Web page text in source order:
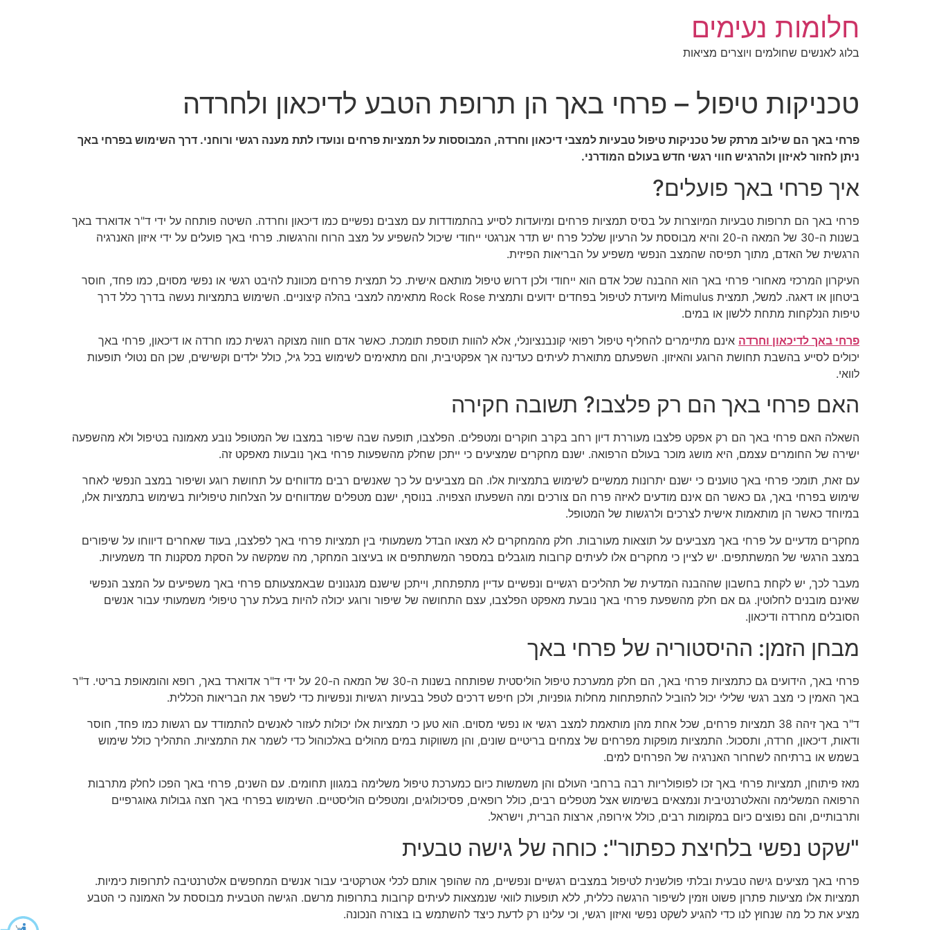
חלומות נעימים
בלוג לאנשים שחולמים ויוצרים מציאות
טכניקות טיפול – פרחי באך הן תרופת הטבע לדיכאון ולחרדה
פרחי באך הם שילוב מרתק של טכניקות טיפול טבעיות למצבי דיכאון וחרדה, המבוססות על תמציות פרחים ונועדו לתת מענה רגשי ורוחני. דרך השימוש בפרחי באך
ניתן לחזור לאיזון ולהרגיש חווי רגשי חדש בעולם המודרני.
איך פרחי באך פועלים?
פרחי באך הם תרופות טבעיות המיוצרות על בסיס תמציות פרחים ומיועדות לסייע בהתמודדות עם מצבים נפשיים כמו דיכאון וחרדה. השיטה פותחה על ידי ד"ר אדוארד באך
בשנות ה-30 של המאה ה-20 והיא מבוססת על הרעיון שלכל פרח יש תדר אנרגטי ייחודי שיכול להשפיע על מצב הרוח והרגשות. פרחי באך פועלים על ידי איזון האנרגיה
הרגשית של האדם, מתוך תפיסה שהמצב הנפשי משפיע על הבריאות הפיזית.
העיקרון המרכזי מאחורי פרחי באך הוא ההבנה שכל אדם הוא ייחודי ולכן דרוש טיפול מותאם אישית. כל תמצית פרחים מכוונת להיבט רגשי או נפשי מסוים, כמו פחד, חוסר
ביטחון או דאגה. למשל, תמצית Mimulus מיועדת לטיפול בפחדים ידועים ותמצית Rock Rose מתאימה למצבי בהלה קיצוניים. השימוש בתמציות נעשה בדרך כלל דרך
טיפות הנלקחות מתחת ללשון או במים.
פרחי באך לדיכאון וחרדה אינם מתיימרים להחליף טיפול רפואי קונבנציונלי, אלא להוות תוספת תומכת. כאשר אדם חווה מצוקה רגשית כמו חרדה או דיכאון, פרחי באך
יכולים לסייע בהשבת תחושת הרוגע והאיזון. השפעתם מתוארת לעיתים כעדינה אך אפקטיבית, והם מתאימים לשימוש בכל גיל, כולל ילדים וקשישים, שכן הם נטולי תופעות
לוואי.
האם פרחי באך הם רק פלצבו? תשובה חקירה
השאלה האם פרחי באך הם רק אפקט פלצבו מעוררת דיון רחב בקרב חוקרים ומטפלים. הפלצבו, תופעה שבה שיפור במצבו של המטופל נובע מאמונה בטיפול ולא מהשפעה
ישירה של החומרים עצמם, היא מושג מוכר בעולם הרפואה. ישנם מחקרים שמציעים כי ייתכן שחלק מהשפעות פרחי באך נובעות מאפקט זה.
עם זאת, תומכי פרחי באך טוענים כי ישנם יתרונות ממשיים לשימוש בתמציות אלו. הם מצביעים על כך שאנשים רבים מדווחים על תחושת רוגע ושיפור במצב הנפשי לאחר
שימוש בפרחי באך, גם כאשר הם אינם מודעים לאיזה פרח הם צורכים ומה השפעתו הצפויה. בנוסף, ישנם מטפלים שמדווחים על הצלחות טיפוליות בשימוש בתמציות אלו,
במיוחד כאשר הן מותאמות אישית לצרכים ולרגשות של המטופל.
מחקרים מדעיים על פרחי באך מצביעים על תוצאות מעורבות. חלק מהמחקרים לא מצאו הבדל משמעותי בין תמציות פרחי באך לפלצבו, בעוד שאחרים דיווחו על שיפורים
במצב הרגשי של המשתתפים. יש לציין כי מחקרים אלו לעיתים קרובות מוגבלים במספר המשתתפים או בעיצוב המחקר, מה שמקשה על הסקת מסקנות חד משמעיות.
מעבר לכך, יש לקחת בחשבון שההבנה המדעית של תהליכים רגשיים ונפשיים עדיין מתפתחת, וייתכן שישנם מנגנונים שבאמצעותם פרחי באך משפיעים על המצב הנפשי
שאינם מובנים לחלוטין. גם אם חלק מהשפעת פרחי באך נובעת מאפקט הפלצבו, עצם התחושה של שיפור ורוגע יכולה להיות בעלת ערך טיפולי משמעותי עבור אנשים
הסובלים מחרדה ודיכאון.
מבחן הזמן: ההיסטוריה של פרחי באך
פרחי באך, הידועים גם כתמציות פרחי באך, הם חלק ממערכת טיפול הוליסטית שפותחה בשנות ה-30 של המאה ה-20 על ידי ד"ר אדוארד באך, רופא והומאופת בריטי. ד"ר
באך האמין כי מצב רגשי שלילי יכול להוביל להתפתחות מחלות גופניות, ולכן חיפש דרכים לטפל בבעיות רגשיות ונפשיות כדי לשפר את הבריאות הכללית.
ד"ר באך זיהה 38 תמציות פרחים, שכל אחת מהן מותאמת למצב רגשי או נפשי מסוים. הוא טען כי תמציות אלו יכולות לעזור לאנשים להתמודד עם רגשות כמו פחד, חוסר
ודאות, דיכאון, חרדה, ותסכול. התמציות מופקות מפרחים של צמחים בריטיים שונים, והן משווקות במים מהולים באלכוהול כדי לשמר את התמציות. התהליך כולל שימוש
בשמש או ברתיחה לשחרור האנרגיה של הפרחים למים.
מאז פיתוחן, תמציות פרחי באך זכו לפופולריות רבה ברחבי העולם והן משמשות כיום כמערכת טיפול משלימה במגוון תחומים. עם השנים, פרחי באך הפכו לחלק מתרבות
הרפואה המשלימה והאלטרנטיבית ונמצאים בשימוש אצל מטפלים רבים, כולל רופאים, פסיכולוגים, ומטפלים הוליסטיים. השימוש בפרחי באך חצה גבולות גאוגרפיים
ותרבותיים, והם נפוצים כיום במקומות רבים, כולל אירופה, ארצות הברית, וישראל.
"שקט נפשי בלחיצת כפתור": כוחה של גישה טבעית
פרחי באך מציעים גישה טבעית ובלתי פולשנית לטיפול במצבים רגשיים ונפשיים, מה שהופך אותם לכלי אטרקטיבי עבור אנשים המחפשים אלטרנטיבה לתרופות כימיות.
תמציות אלו מציעות פתרון פשוט וזמין לשיפור הרגשה כללית, ללא תופעות לוואי שנמצאות לעיתים קרובות בתרופות מרשם. הגישה הטבעית מבוססת על האמונה כי הטבע
מציע את כל מה שנחוץ לנו כדי להגיע לשקט נפשי ואיזון רגשי, וכי עלינו רק לדעת כיצד להשתמש בו בצורה הנכונה.